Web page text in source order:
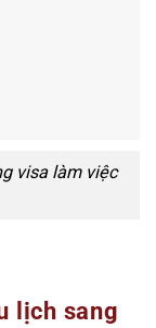
visa làm việc
lịch sang